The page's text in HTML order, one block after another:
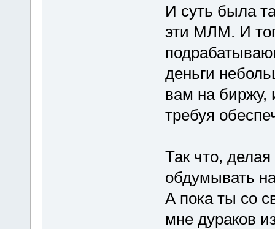
И суть была
эти МЛМ. И
деньги
вам на биржу,
требуя
Так что,
обдумывать
А пока ты со
мне дураков